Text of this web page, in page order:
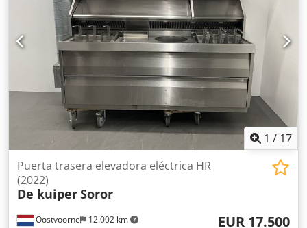
1 / 17
Oostvoorne 12.002 km
Puerta trasera elevadora eléctrica HR
(2022)
De kuiperSoror
EUR 17.500